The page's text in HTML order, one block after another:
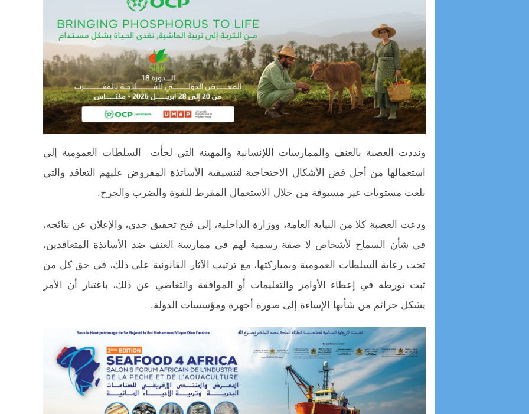
ونددت العصبة بالعنف والممارسات اللإنسانية والمهينة التي لجأت السلطات العمومية إلى
استعمالها من أجل فض الأشكال الاحتجاجية لتنسيقية الأساتذة المفروض عليهم التعاقد والتي
بلغت مستويات غير مسبوقة من خلال الاستعمال المفرط للقوة والضرب والجرح.
ودعت العصبة كلا من النيابة العامة، ووزارة الداخلية، إلى فتح تحقيق جدي، والإعلان عن نتائجه،
في شأن السماح لأشخاص لا صفة رسمية لهم في ممارسة العنف ضد الأساتذة المتعاقدين،
تحت رعاية السلطات العمومية وبمباركتها، مع ترتيب الآثار القانونية على ذلك، في حق كل من
ثبت تورطه في إعطاء الأوامر والتعليمات أو الموافقة والتغاضي عن ذلك، باعتبار أن الأمر
يشكل جرائم من شأنها الإساءة إلى صورة أجهزة ومؤسسات الدولة.